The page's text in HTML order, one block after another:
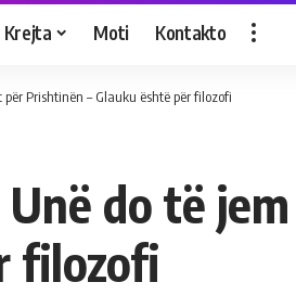
Krejta Moti Kontakto
Prishtinën – Glauku është për filozofi
do të
filozofi